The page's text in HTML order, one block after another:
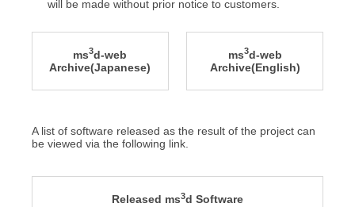
will be made without prior notice to customers.
ms3d-web
Archive(Japanese)
ms3d-web
Archive(English)
A list of software released as the result of the project can
be viewed via the following link.
Released ms3d Software